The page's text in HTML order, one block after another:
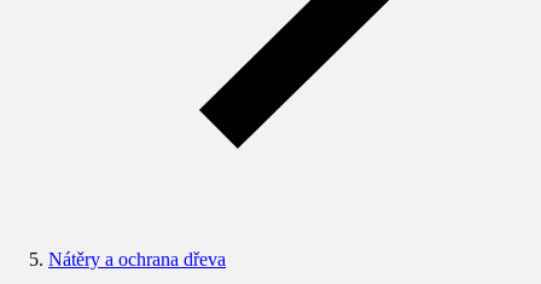
Nátěry a ochrana dřeva